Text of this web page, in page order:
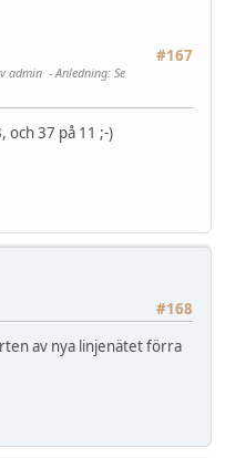
#167
admin Anledning: Se
och 37 på 11 ;-)
#168
av nya linjenätet förra